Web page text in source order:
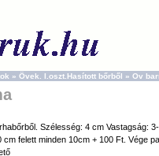
» Övek. I.oszt.Hasított bőrből » Ov
Szélesség: 4 cm Vastagság:
cm felett minden 10cm + 100 Ft. Vége